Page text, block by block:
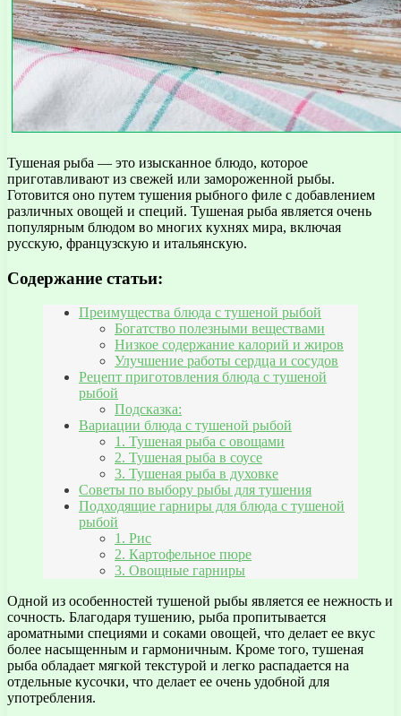
Тушеная рыба — это изысканное блюдо, которое
приготавливают из свежей или замороженной рыбы.
Готовится оно путем тушения рыбного филе с добавлением
различных овощей и специй. Тушеная рыба является очень
популярным блюдом во многих кухнях мира, включая
русскую, французскую и итальянскую.
Содержание статьи:
Преимущества блюда с тушеной рыбой
Богатство полезными веществами
Низкое содержание калорий и жиров
Улучшение работы сердца и сосудов
Рецепт приготовления блюда с тушеной
рыбой
Подсказка:
Вариации блюда с тушеной рыбой
1. Тушеная рыба с овощами
2. Тушеная рыба в соусе
3. Тушеная рыба в духовке
Советы по выбору рыбы для тушения
Подходящие гарниры для блюда с тушеной
рыбой
1. Рис
2. Картофельное пюре
3. Овощные гарниры
Одной из особенностей тушеной рыбы является ее нежность и
сочность. Благодаря тушению, рыба пропитывается
ароматными специями и соками овощей, что делает ее вкус
более насыщенным и гармоничным. Кроме того, тушеная
рыба обладает мягкой текстурой и легко распадается на
отдельные кусочки, что делает ее очень удобной для
употребления.